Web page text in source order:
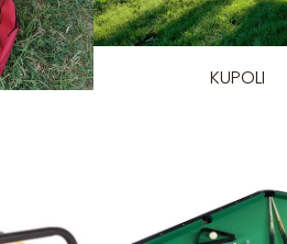
KUPOLI